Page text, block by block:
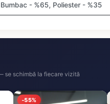
Bumbac - %65, Poliester - %35
se schimbă la fiecare vizită
-55%